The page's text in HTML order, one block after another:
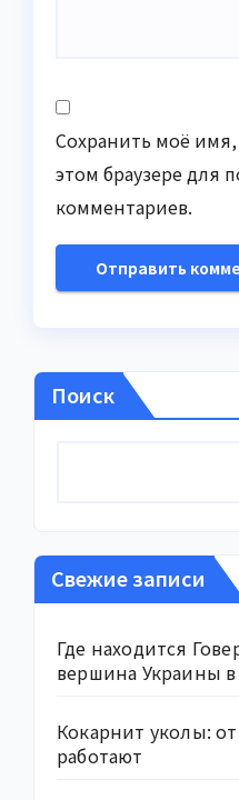
Сохранить моё имя,
этом браузере для
комментариев.
Поиск
Свежие записи
Где находится
вершина Украины в
Кокарнит уколы:
работают